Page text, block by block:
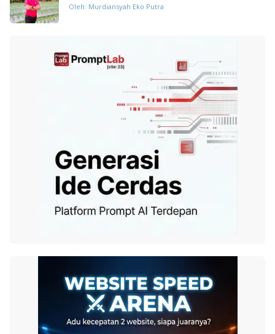
Oleh: Murdiansyah Eko Putra